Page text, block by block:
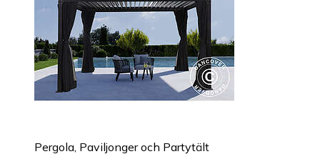
Pergola, Paviljonger och Partytält